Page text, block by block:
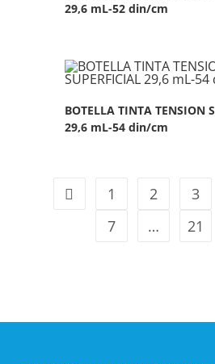
29,6 mL-52 din/cm
BOTELLA TINTA TENSION
29,6 mL-54 din/cm
1 2 3
7
… 21